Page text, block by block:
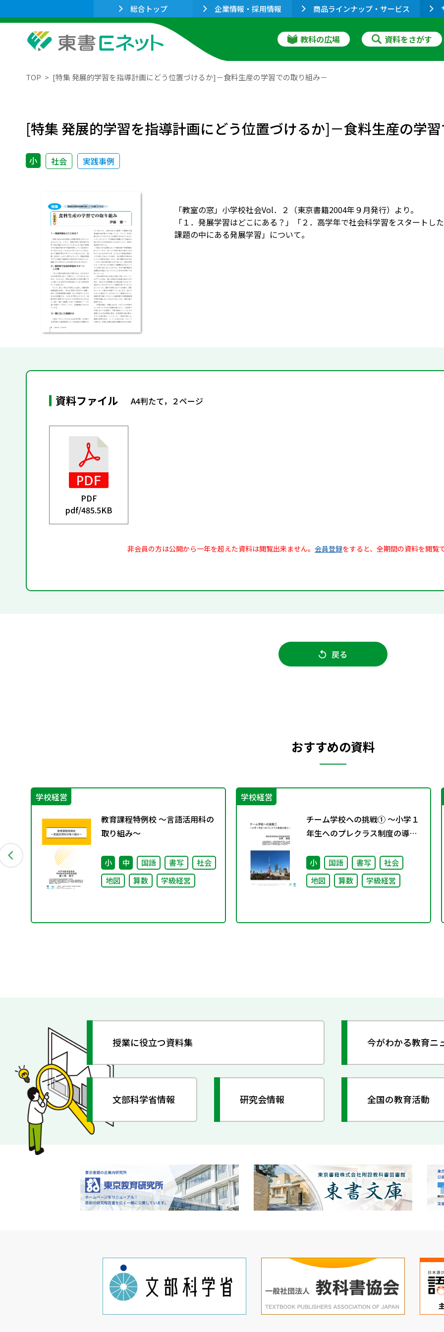
総合トップ 企業情報・採用情報 商品ラインナップ・サービス
教科の広場 資料をさがす
TOP [特集 発展的学習を指導計画にどう位置づけるか]－食料生産の学習での取り組み－
[特集 発展的学習を指導計画にどう位置づけるか]－食料生産の学
小 社会 実践事例
「教室の窓」小学校社会Vol．２（東京書籍2004年９月発行）より。
「１．発展学習はどこにある？」「２．高学年で社会科学習をスタート
課題の中にある発展学習」について。
資料ファイル A4判たて，２ページ
PDF
pdf/485.5KB
非会員の方は公開から一年を超えた資料は閲覧出来ません。 会員登録をすると、全期間の資料を閲覧
戻る
おすすめの資料
学校経営
教育課程特例校 ～言語活用科の
取り組み～
小 中 国語 書写
社会
地図
算数 学級経営
学校経営
チーム学校への挑戦① ～小学１
年生へのプレクラス制度の導入
小 国語 書写
社会
地図
算数 学級経営
授業に役立つ資料集 今がわかる教育ニ
文部科学省情報 研究会情報 全国の教育活動